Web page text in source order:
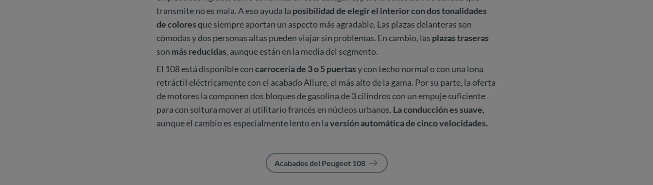
transmite no es mala. A eso ayuda la posibilidad de elegir el interior con dos tonalidades
de colores que siempre aportan un aspecto más agradable. Las plazas delanteras son
cómodas y dos personas altas pueden viajar sin problemas. En cambio, las plazas traseras
son más reducidas, aunque están en la media del segmento.
El 108 está disponible concarrocería de 3 o 5 puertasy con techo normal o con una lona
retráctil eléctricamente con el acabado Allure, el más alto de la gama. Por su parte, la oferta
de motores la componen dos bloques de gasolina de 3 cilindros con un empuje suficiente
para con soltura mover al utilitario francés en núcleos urbanos. La conducción es suave,
aunque el cambio es especialmente lento en laversión automática de cinco velocidades.
Acabados del Peugeot 108